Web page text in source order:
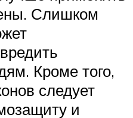
Слишком
Кроме того,
следует
и